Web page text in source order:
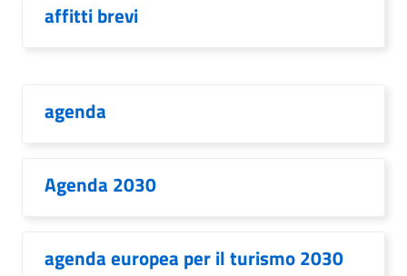
affitti brevi
agenda
Agenda 2030
agenda europea per il turismo 2030